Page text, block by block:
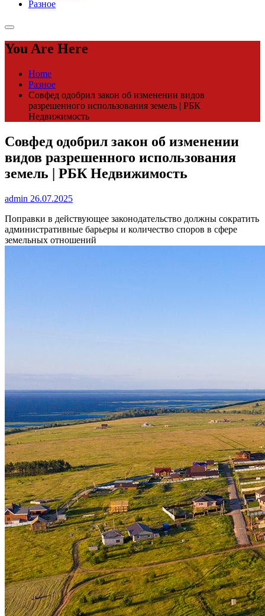
Разное
You Are Here
Home
Разное
Совфед одобрил закон об изменении видов
разрешенного использования земель | РБК
Недвижимость
Совфед одобрил закон об изменении
видов разрешенного использования
земель | РБК Недвижимость
admin 26.07.2025
Поправки в действующее законодательство должны сократить
административные барьеры и количество споров в сфере
земельных отношений